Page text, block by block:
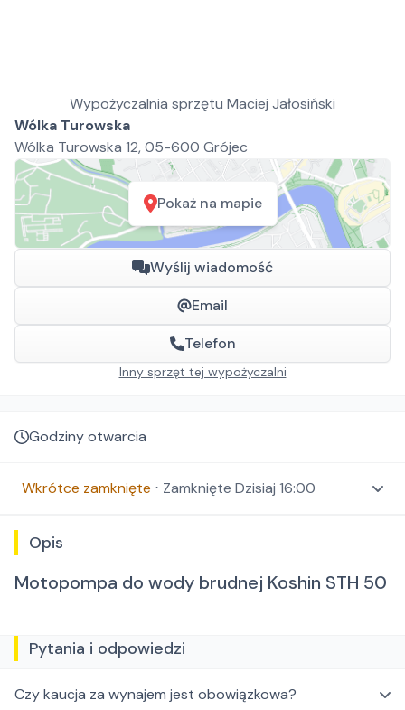
Wypożyczalnia sprzętu Maciej Jałosiński
Wólka Turowska
Wólka Turowska 12, 05-600 Grójec
Pokaż na mapie
Wyślij wiadomość
Email
Telefon
Inny sprzęt tej wypożyczalni
Godziny otwarcia
Wkrótce zamknięte ⋅ Zamknięte Dzisiaj 16:00
Opis
Motopompa do wody brudnej Koshin STH 50
Pytania i odpowiedzi
Czy kaucja za wynajem jest obowiązkowa?